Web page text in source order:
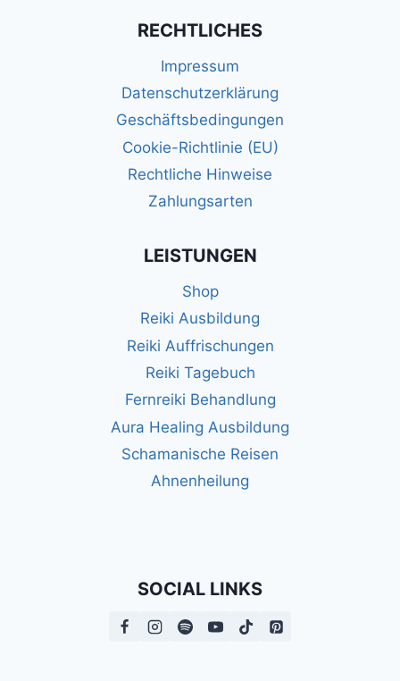
RECHTLICHES
Impressum
Datenschutzerklärung
Geschäftsbedingungen
Cookie-Richtlinie (EU)
Rechtliche Hinweise
Zahlungsarten
LEISTUNGEN
Shop
Reiki Ausbildung
Reiki Auffrischungen
Reiki Tagebuch
Fernreiki Behandlung
Aura Healing Ausbildung
Schamanische Reisen
Ahnenheilung
SOCIAL LINKS